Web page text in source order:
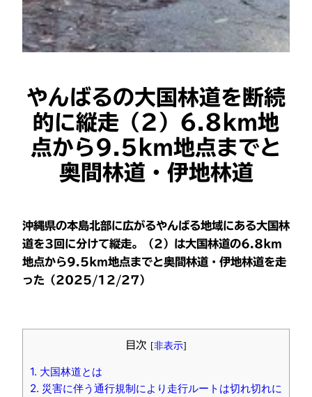
やんばるの大国林道を断続
的に縦走（2）6.8km地
点から9.5km地点までと
奥間林道・伊地林道
沖縄県の本島北部に広がるやんばる地域にある大国林
道を3回に分けて縦走。（2）は大国林道の6.8km
地点から9.5km地点までと奥間林道・伊地林道を走
った（2025/12/27）
目次 [非表示]
1. 大国林道とは
2. 災害に伴う通行規制により走行ルートは切れ切れに